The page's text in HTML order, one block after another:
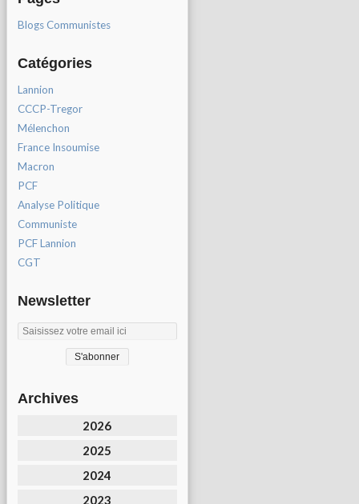
Blogs Communistes
Catégories
Lannion
CCCP-Tregor
Mélenchon
France Insoumise
Macron
PCF
Analyse Politique
Communiste
PCF Lannion
CGT
Newsletter
Archives
2026
2025
2024
2023